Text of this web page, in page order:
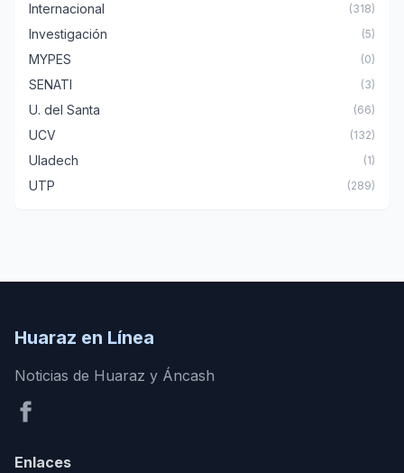
Internacional (318)
Investigación (5)
MYPES (0)
SENATI (3)
U. del Santa (66)
UCV (132)
Uladech (1)
UTP (289)
Huaraz en Línea
Noticias de Huaraz y Áncash
Enlaces